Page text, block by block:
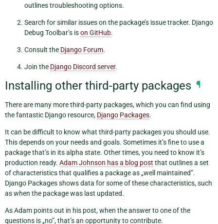
outlines troubleshooting options.
Search for similar issues on the package’s issue tracker. Django
Debug Toolbar’s ison GitHub.
Consult the Django Forum.
Join the Django Discord server.
Installing other third-party packages ¶
There are many more third-party packages, which you can find using
the fantastic Django resource, Django Packages.
It can be difficult to know what third-party packages you should use.
This depends on your needs and goals. Sometimes it’s fine to use a
package that’s in its alpha state. Other times, you need to know it’s
production ready. Adam Johnson has a blog post that outlines a set
of characteristics that qualifies a package as „well maintained”.
Django Packages shows data for some of these characteristics, such
as when the package was last updated.
As Adam points out in his post, when the answer to one of the
questions is „no”, that’s an opportunity to contribute.